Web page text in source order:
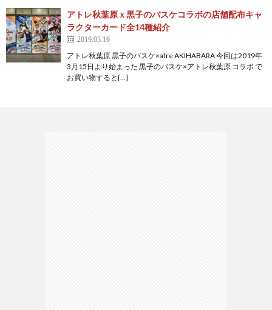
アトレ秋葉原ｘ黒子のバスケコラボの店舗配布キャ
ラクターカード全14種紹介
2019.03.16
アトレ秋葉原 黒子のバスケ×atre AKIHABARA 今回は2019年
3月15日より始まった 黒子のバスケ×アトレ秋葉原 コラボ で
お買い物すると[…]